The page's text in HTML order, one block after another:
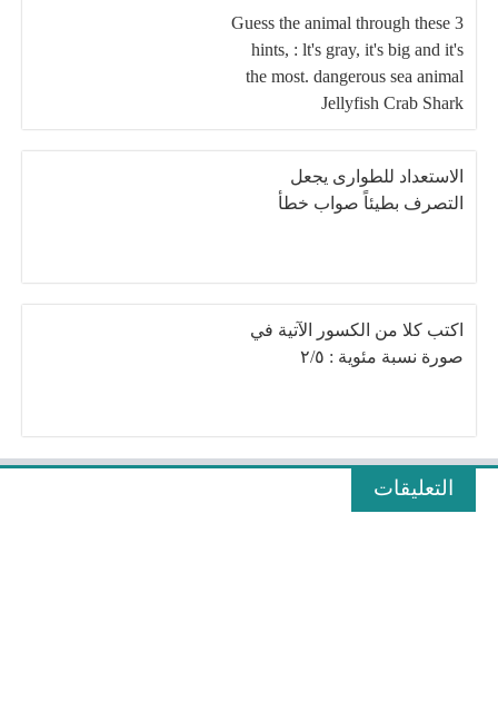
Guess the animal through these 3
hints, : lt's gray, it's big and it's
the most. dangerous sea animal
Jellyfish Crab Shark
الاستعداد للطوارى يجعل
التصرف بطيئاً صواب خطأ
اكتب كلا من الكسور الآتية في
صورة نسبة مئوية : ٢/٥
التعليقات